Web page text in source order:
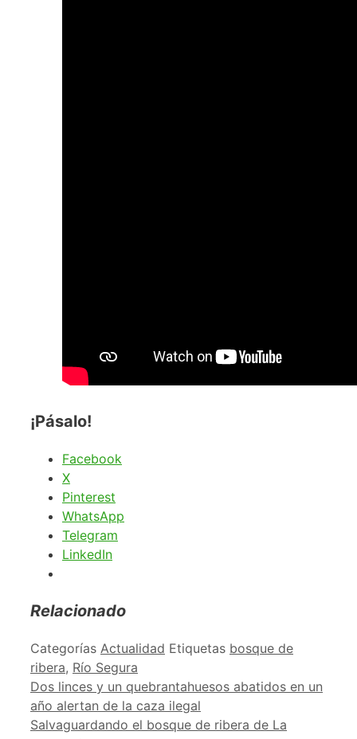
¡Pásalo!
Facebook
X
Pinterest
WhatsApp
Telegram
LinkedIn
Relacionado
Categorías Actualidad Etiquetas bosque de
ribera, Río Segura
Dos linces y un quebrantahuesos abatidos en un
año alertan de la caza ilegal
Salvaguardando el bosque de ribera de La